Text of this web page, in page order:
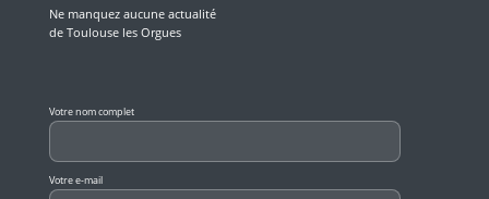
Ne manquez aucune actualité
de Toulouse les Orgues
Votre nom complet
Votre e-mail